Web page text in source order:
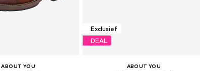
ABOUT YOU
Exclusief
DEAL
ABOUT YOU